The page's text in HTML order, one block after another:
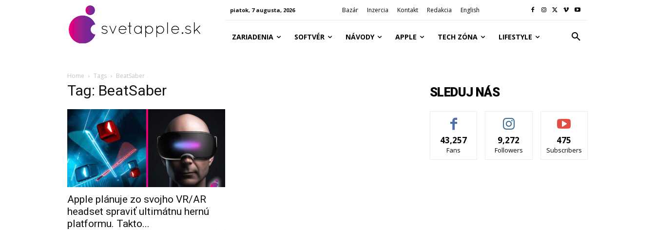
piatok, 7 augusta, 2026 Bazár Inzercia Kontakt Redakcia English
ZARIADENIA SOFTVÉR NÁVODY APPLE TECH ZÓNA LIFESTYLE
Home Tags BeatSaber
Tag: BeatSaber
Apple plánuje zo svojho VR/AR
headset spraviť ultimátnu hernú
platformu. Takto...
SLEDUJ NÁS
43,257
Fans
9,272
Followers
475
Subscribers